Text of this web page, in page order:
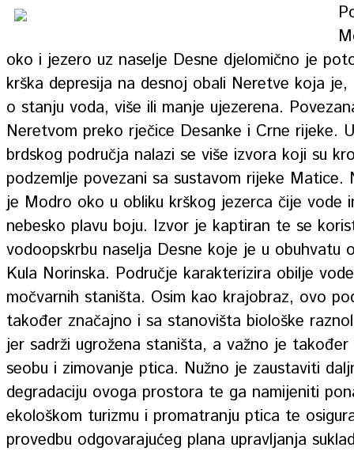
oko i jezero uz naselje Desne djelomično je
krška depresija na desnoj obali Neretve koja je,
o stanju voda, više ili manje ujezerena.
Neretvom preko rječice Desanke i Crne rijeke.
brdskog područja nalazi se više izvora koji su
podzemlje povezani sa sustavom rijeke Matice.
je Modro oko u obliku krškog jezerca čije vode
nebesko plavu boju. Izvor je kaptiran te se
vodoopskrbu naselja Desne koje je u obuhvatu
Kula Norinska. Područje karakterizira obilje
močvarnih staništa. Osim kao krajobraz, ovo
također značajno i sa stanovišta biološke
jer sadrži ugrožena staništa, a važno je također
seobu i zimovanje ptica. Nužno je zaustaviti
degradaciju ovoga prostora te ga namijeniti
ekološkom turizmu i promatranju ptica te
provedbu odgovarajućeg plana upravljanja